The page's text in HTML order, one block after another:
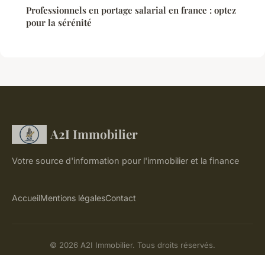
Professionnels en portage salarial en france : optez
pour la sérénité
A2I Immobilier
Votre source d'information pour l'immobilier et la finance
AccueilMentions légalesContact
© 2026 A2I Immobilier. Tous droits réservés.